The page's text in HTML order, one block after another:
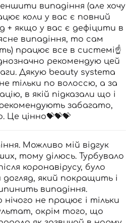
випадіння (але хочу
коли у вас є повний
+ якщо у вас є дефіцити в
випадіння, то сам
працює все в системі☝️
рекомендую цей
Дякую beauty systemа
тільки по волоссю, а за
в якій підказали що і
забагато,
Це цінно💝💝💝
Можливо мій відгук
тому ділюсь. Турбувало
коронавірусу, було
який покращить і
випадіння.
не працює і тільки
окрім того, що